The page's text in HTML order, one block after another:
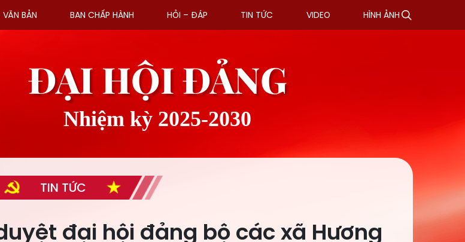
VĂN BẢN BAN CHẤP HÀNH HỎI – ĐÁP TIN TỨC VIDEO HÌNH ẢNH
ĐẠI HỘI ĐẢNG
Nhiệm kỳ 2025-2030
TIN TỨC
đại hội đảng bộ các xã Hương